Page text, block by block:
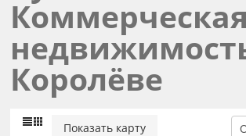
Коммерческая
Королёве
Показать карту